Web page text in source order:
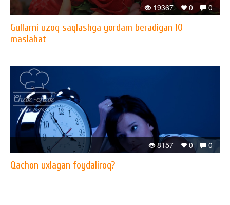
0
0
19367
Gullarni uzoq saqlashga yordam beradigan 10
maslahat
0
0
8157
Qachon uxlagan foydaliroq?